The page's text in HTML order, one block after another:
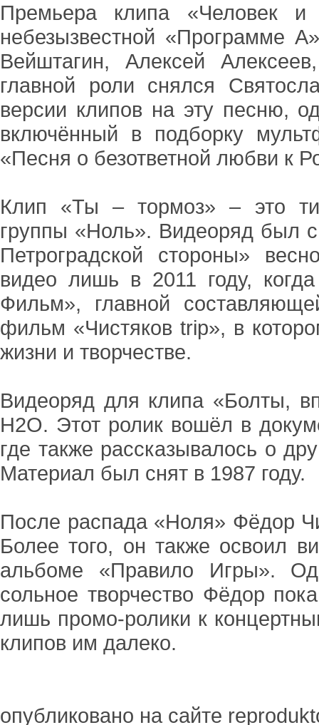
Премьера клипа «Человек
небезызвестной «Программе
Вейштагин, Алексей
главной роли снялся
версии клипов на эту песню,
включённый в подборку
«Песня о безответной любви к
Клип «Ты – тормоз» – это
группы «Ноль». Видеоряд был
Петроградской стороны»
видео лишь в 2011 году,
Фильм», главной
фильм «Чистяков trip», в
жизни и творчестве.
Видеоряд для клипа «Болты,
H2O. Этот ролик вошёл в
где также рассказывалось о
Материал был снят в 1987 году.
После распада «Ноля» Фёдор
Более того, он также освоил
альбоме «Правило Игры».
сольное творчество Фёдор
лишь промо-ролики к
клипов им далеко.
опубликовано на сайте